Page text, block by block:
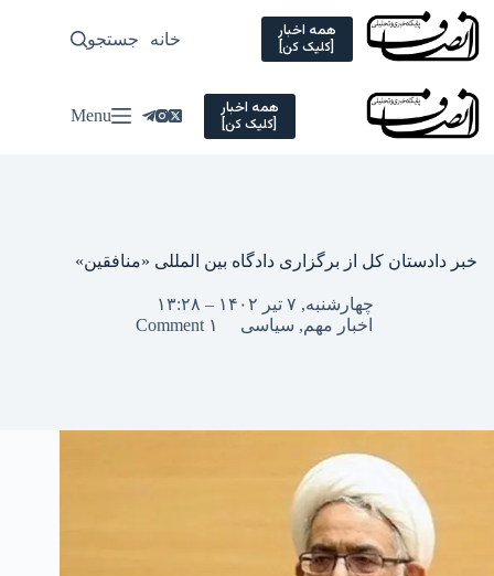
Skip
content
همه اخبار
[کلیک کن] خانه سیاسی
جستجو
همه اخبار
[کلیک کن] Menu
خبر دادستان کل از برگزاری دادگاه بین المللی «منافقین»
چهارشنبه, ۷ تیر ۱۴۰۲ – ۱۳:۲۸
اخبار مهم, سیاسی ۱ Comment